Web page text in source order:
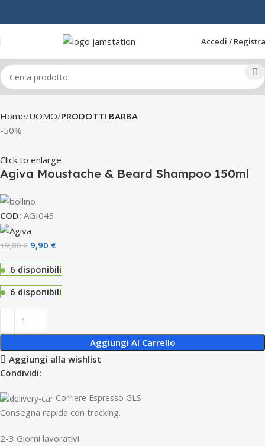
Accedi /
Home UOMO PRODOTTI BARBA
-50%
Click to enlarge
Agiva Moustache & Beard Shampoo 150ml
COD: AGI043
19,80€ 9,90 €
6 disponibili
6 disponibili
Aggiungi Al Carrello
Aggiungi alla wishlist
Condividi:
Corriere Espresso GLS
Consegna rapida con tracking.
2-3 Giorni lavorativi